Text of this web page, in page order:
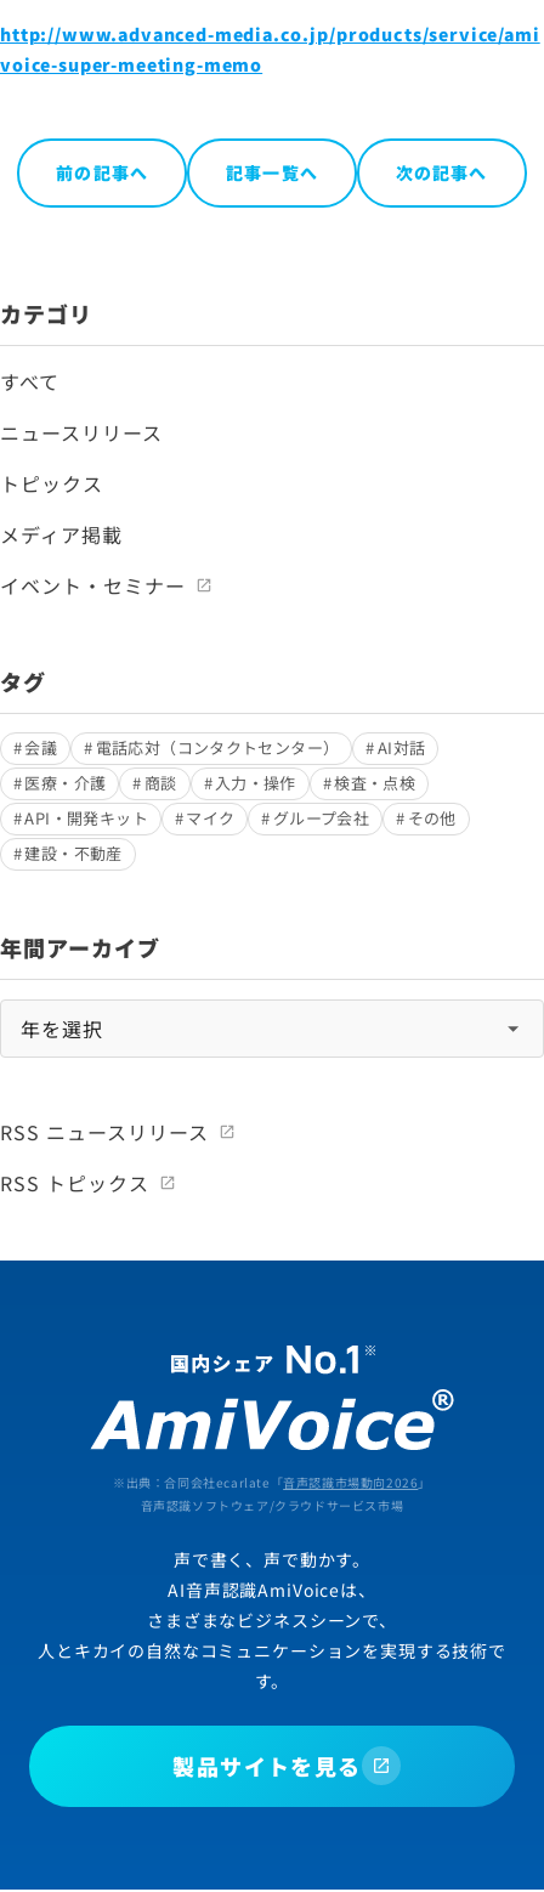
http://www.advanced-media.co.jp/products/service/ami
voice-super-meeting-memo
前の記事へ 記事一覧へ 次の記事へ
カテゴリ
すべて
ニュースリリース
トピックス
メディア掲載
イベント・セミナー
タグ
会議 電話応対（コンタクトセンター）
AI対話
医療・介護
商談 入力・操作
検査・点検
API・開発キット
マイク グループ会社
その他
建設・不動産
年間アーカイブ
RSS ニュースリリース
RSS トピックス
※出典：合同会社ecarlate「音声認識市場動向2026 」
音声認識ソフトウェア/クラウドサービス市場
声で書く、声で動かす。
AI音声認識AmiVoiceは、
さまざまなビジネスシーンで、
人とキカイの自然なコミュニケーションを実現する技術で
す。
製品サイトを見る